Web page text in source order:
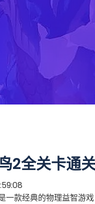
2全关卡通
一款经典的物理益智游